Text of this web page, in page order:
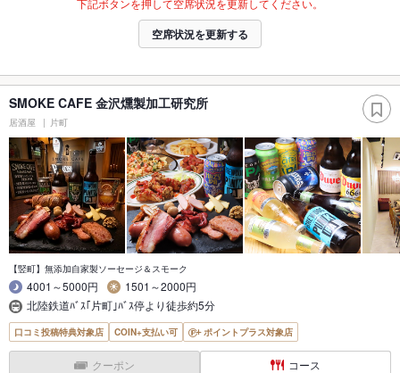
下記ボタンを押して空席状況を更新してください。
空席状況を更新する
SMOKE CAFE 金沢燻製加工研究所
居酒屋 片町
【竪町】無添加自家製ソーセージ＆スモーク
4001～5000円
1501～2000円
北陸鉄道ﾊﾞｽ｢片町｣ﾊﾞｽ停より徒歩約5分
口コミ投稿特典対象店 COIN+支払い可 ポイントプラス対象店
クーポン コース